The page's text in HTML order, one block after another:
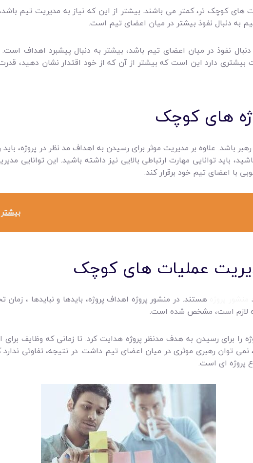
کوچک تر، کمتر می باشند. بیشتر از این که نیاز به مدیریت تیم باشد،
به دنبال نفوذ بیشتر در میان اعضای تیم است.
نفوذ در میان اعضای تیم باشد، بیشتر به دنبال پیشبرد اهداف است.
بیشتری دارد این است که بیشتر از آن که از خود اقتدار نشان دهید،
های کوچک
باشد. علاوه بر مدیریت موثر برای رسیدن به اهداف مد نظر در پروژه، باید
باید توانایی مهارت ارتباطی بالایی نیز داشته باشید. این توانایی
با اعضای تیم خود برقرار کند.
عملیات های کوچک
هستند. در منشور پروژه اهداف پروژه، بایدها و نبایدها ،
لازم است، مشخص شده است.
را برای رسیدن به هدف مدنظر پروژه هدایت کرد. تا زمانی که وظایف
نمی توان رهبری موثری در میان اعضای تیم داشت. در نتیجه، تفاوتی
پروژه ای است.